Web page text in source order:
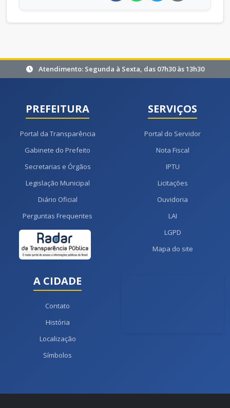
Atendimento: Segunda à Sexta, das 07h30 às 13h30
PREFEITURA
Portal da Transparência
Gabinete do Prefeito
Secretarias e Órgãos
Legislação Municipal
Diário Oficial
Perguntas Frequentes
SERVIÇOS
Portal do Servidor
Nota Fiscal
IPTU
Licitações
Ouvidoria
LAI
LGPD
Mapa do site
A CIDADE
Contato
História
Localização
Símbolos